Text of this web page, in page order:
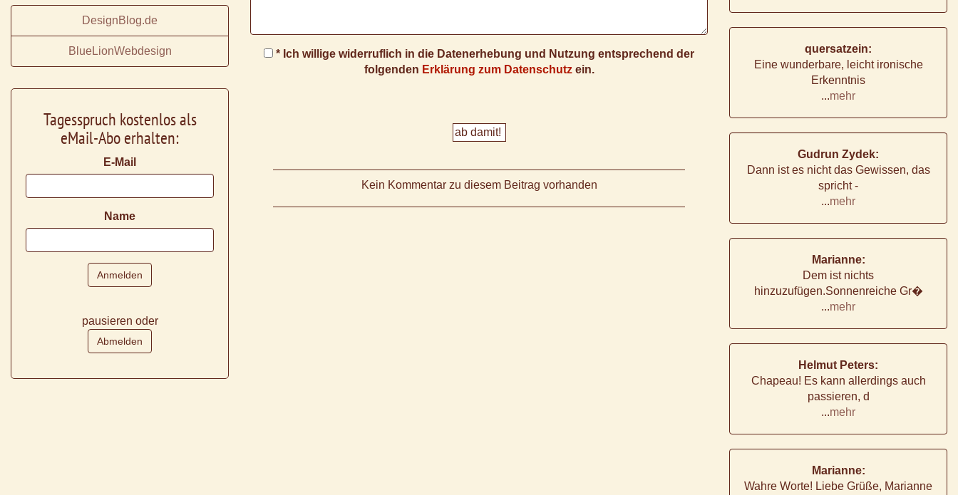
* Ich willige widerruflich in die Datenerhebung und Nutzung entsprechend der
folgenden Erklärung zum Datenschutzein.
Kein Kommentar zu diesem Beitrag vorhanden
DesignBlog.de
BlueLionWebdesign
Tagesspruch kostenlos als
eMail-Abo erhalten:
E-Mail
Name
pausieren oder
quersatzein:
Eine wunderbare, leicht ironische
Erkenntnis
...mehr
Gudrun Zydek:
Dann ist es nicht das Gewissen, das
spricht -
...mehr
Marianne:
Dem ist nichts
hinzuzufügen.Sonnenreiche Gr�
...mehr
Helmut Peters:
Chapeau! Es kann allerdings auch
passieren, d
...mehr
Marianne:
Wahre Worte! Liebe Grüße, Marianne